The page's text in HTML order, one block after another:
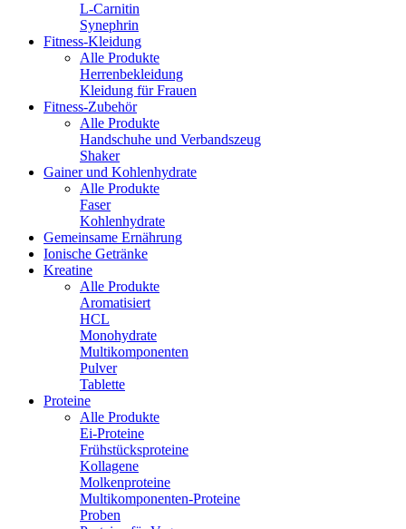
L-Carnitin
Synephrin
Fitness-Kleidung
Alle Produkte
Herrenbekleidung
Kleidung für Frauen
Fitness-Zubehör
Alle Produkte
Handschuhe und Verbandszeug
Shaker
Gainer und Kohlenhydrate
Alle Produkte
Faser
Kohlenhydrate
Gemeinsame Ernährung
Ionische Getränke
Kreatine
Alle Produkte
Aromatisiert
HCL
Monohydrate
Multikomponenten
Pulver
Tablette
Proteine
Alle Produkte
Ei-Proteine
Frühstücksproteine
Kollagene
Molkenproteine
Multikomponenten-Proteine
Proben